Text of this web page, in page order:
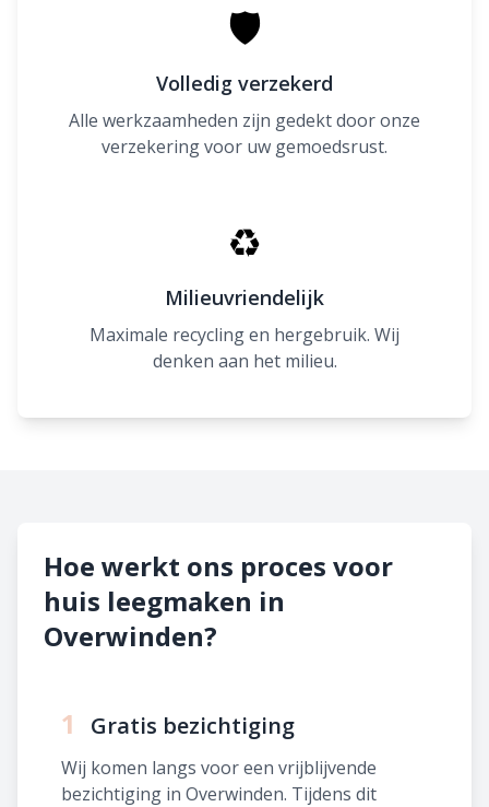
🛡
Volledig verzekerd
Alle werkzaamheden zijn gedekt door onze
verzekering voor uw gemoedsrust.
♻
Milieuvriendelijk
Maximale recycling en hergebruik. Wij
denken aan het milieu.
Hoe werkt ons proces voor
huis leegmaken in
Overwinden?
1 Gratis bezichtiging
Wij komen langs voor een vrijblijvende
bezichtiging in Overwinden. Tijdens dit